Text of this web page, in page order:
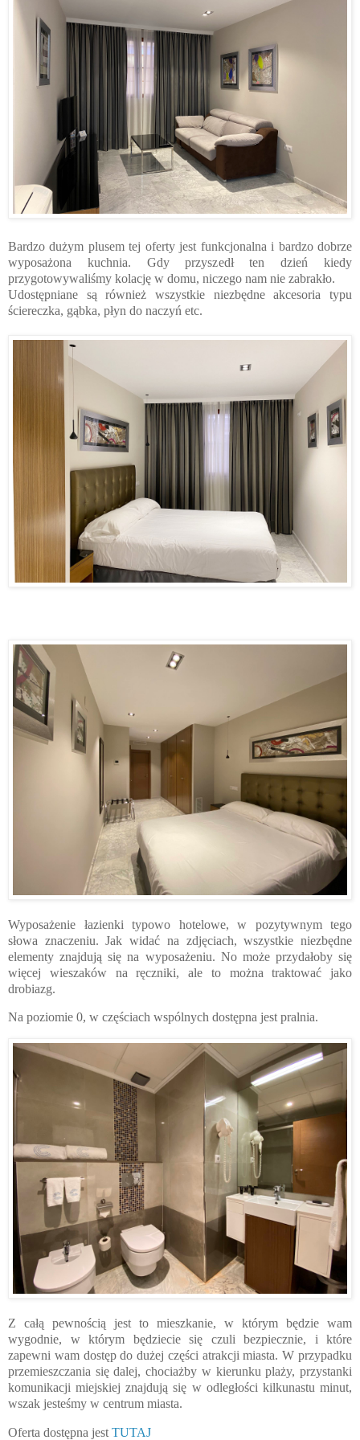
Bardzo dużym plusem tej oferty jest funkcjonalna i bardzo dobrze
wyposażona kuchnia. Gdy przyszedł ten dzień kiedy
przygotowywaliśmy kolację w domu, niczego nam nie zabrakło.
Udostępniane są również wszystkie niezbędne akcesoria typu
ściereczka, gąbka, płyn do naczyń etc.
Wyposażenie łazienki typowo hotelowe, w pozytywnym tego
słowa znaczeniu. Jak widać na zdjęciach, wszystkie niezbędne
elementy znajdują się na wyposażeniu. No może przydałoby się
więcej wieszaków na ręczniki, ale to można traktować jako
drobiazg.
Na poziomie 0, w częściach wspólnych dostępna jest pralnia.
Z całą pewnością jest to mieszkanie, w którym będzie wam
wygodnie, w którym będziecie się czuli bezpiecznie, i które
zapewni wam dostęp do dużej części atrakcji miasta. W przypadku
przemieszczania się dalej, chociażby w kierunku plaży, przystanki
komunikacji miejskiej znajdują się w odległości kilkunastu minut,
wszak jesteśmy w centrum miasta.
Oferta dostępna jest TUTAJ